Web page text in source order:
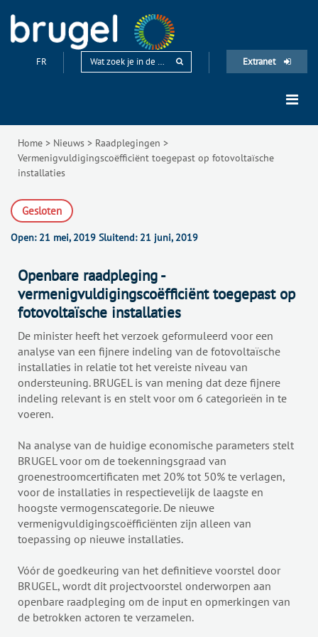
FR Extranet
Home > Nieuws > Raadplegingen >
Vermenigvuldigingscoëfficiënt toegepast op fotovoltaïsche
installaties
Gesloten
Open:21 mei, 2019 Sluitend:21 juni, 2019
Openbare raadpleging -
vermenigvuldigingscoëfficiënt toegepast op
fotovoltaïsche installaties
De minister heeft het verzoek geformuleerd voor een
analyse van een fijnere indeling van de fotovoltaïsche
installaties in relatie tot het vereiste niveau van
ondersteuning. BRUGEL is van mening dat deze fijnere
indeling relevant is en stelt voor om 6 categorieën in te
voeren.
Na analyse van de huidige economische parameters stelt
BRUGEL voor om de toekenningsgraad van
groenestroomcertificaten met 20% tot 50% te verlagen,
voor de installaties in respectievelijk de laagste en
hoogste vermogenscategorie. De nieuwe
vermenigvuldigingscoëfficiënten zijn alleen van
toepassing op nieuwe installaties.
Vóór de goedkeuring van het definitieve voorstel door
BRUGEL, wordt dit projectvoorstel onderworpen aan
openbare raadpleging om de input en opmerkingen van
de betrokken actoren te verzamelen.